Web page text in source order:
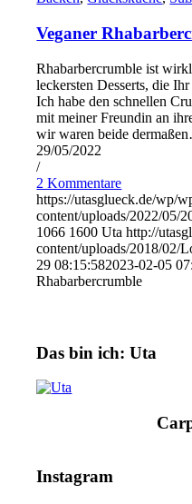
Veganer
Rhabarbercrumble ist
leckersten Desserts, die
Ich habe den schnellen
mit meiner Freundin an
wir waren beide
29/05/2022
/
2 Kommentare
https://utasglueck.de/wp/
content/uploads/2022/05/
1066 1600 Uta http://
content/uploads/2018/02/
29 08:15:582023-02-05
Rhabarbercrumble
Das bin ich: Uta
Instagram